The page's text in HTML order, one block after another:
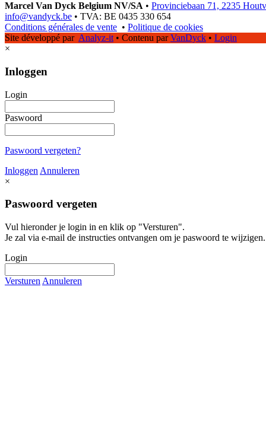
Marcel Van Dyck Belgium NV/SA • Provinciebaan 71, 2235
info@vandyck.be • TVA: BE 0435 330 654
Conditions générales de vente • Politique de cookies
Site développé par Analyz-it • Contenu parVanDyck • Login
×
Inloggen
Login
Paswoord
Paswoord vergeten?
Inloggen Annuleren
×
Paswoord vergeten
Vul hieronder je login in en klik op "Versturen".
Je zal via e-mail de instructies ontvangen om je paswoord te wijzigen.
Login
Versturen Annuleren